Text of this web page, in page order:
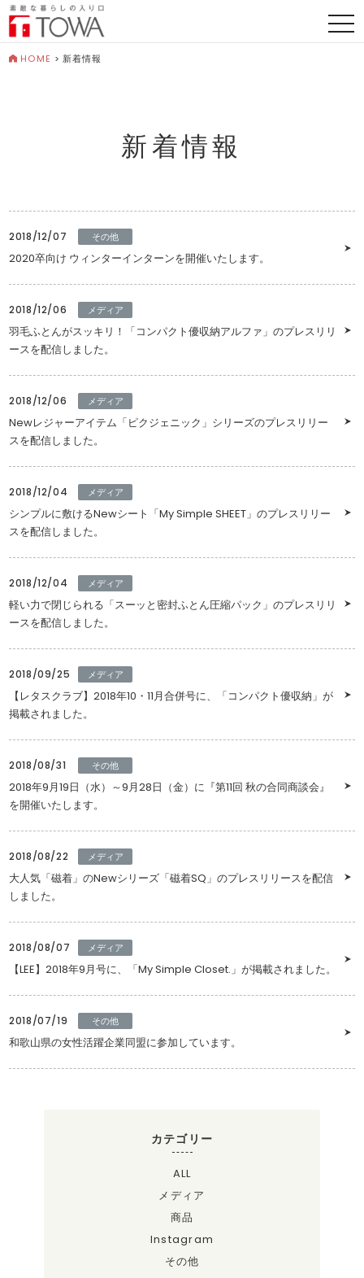
HOME > 新着情報
新着情報
2018/12/07 その他
2020卒向け ウィンターインターンを開催いたします。
2018/12/06 メディア
羽毛ふとんがスッキリ！「コンパクト優収納アルファ」のプレスリリ
ースを配信しました。
2018/12/06 メディア
Newレジャーアイテム「ピクジェニック」シリーズのプレスリリー
スを配信しました。
2018/12/04 メディア
シンプルに敷けるNewシート「My Simple SHEET」のプレスリリー
スを配信しました。
2018/12/04 メディア
軽い力で閉じられる「スーッと密封ふとん圧縮パック」のプレスリリ
ースを配信しました。
2018/09/25 メディア
【レタスクラブ】2018年10・11月合併号に、「コンパクト優収納」が
掲載されました。
2018/08/31 その他
2018年9月19日（水）～9月28日（金）に『第11回 秋の合同商談会』
を開催いたします。
2018/08/22 メディア
大人気「磁着」のNewシリーズ「磁着SQ」のプレスリリースを配信
しました。
2018/08/07 メディア
【LEE】2018年9月号に、「My Simple Closet.」が掲載されました。
2018/07/19 その他
和歌山県の女性活躍企業同盟に参加しています。
カテゴリー
ALL
メディア
商品
Instagram
その他